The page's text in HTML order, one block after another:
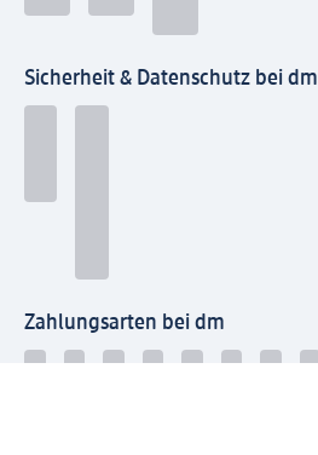
Sicherheit & Datenschutz bei dm
Zahlungsarten bei dm